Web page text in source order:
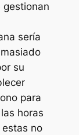
gestionan
sería
su
para
horas
no